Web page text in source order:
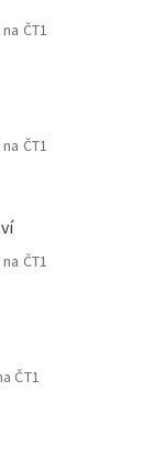
na ČT1
na ČT1
na ČT1
ČT1